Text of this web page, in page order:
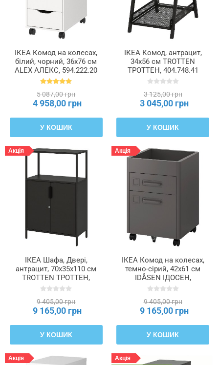
ІКЕА Комод на колесах,
білий, чорний, 36x76 см
ALEX АЛЕКС, 594.222.20
5 087,00 грн
4 958,00 грн
У КОШИК
ІКЕА Комод, антрацит,
34x56 см TROTTEN
ТРОТТЕН, 404.748.41
3 125,00 грн
3 045,00 грн
У КОШИК
Акція
ІКЕА Шафа, Двері,
антрацит, 70x35x110 см
TROTTEN ТРОТТЕН,
604.748.35
9 405,00 грн
9 165,00 грн
У КОШИК
Акція
ІКЕА Комод на колесах,
темно-сірий, 42x61 см
IDÅSEN ІДОСЕН,
303.609.82
9 405,00 грн
9 165,00 грн
У КОШИК
Акція
Акція